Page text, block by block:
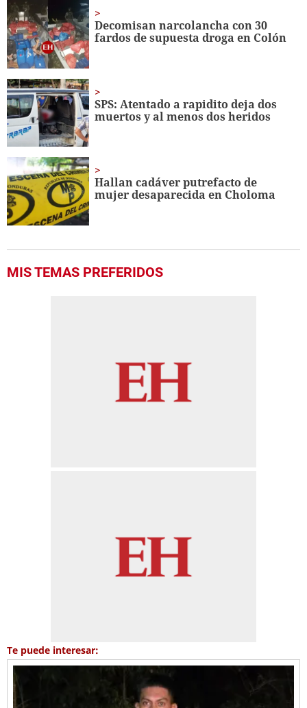
1
minute,
52
seconds
Decomisan narcolancha con 30
fardos de supuesta droga en Colón
SPS: Atentado a rapidito deja dos
muertos y al menos dos heridos
Hallan cadáver putrefacto de
mujer desaparecida en Choloma
MIS TEMAS PREFERIDOS
Te puede interesar: